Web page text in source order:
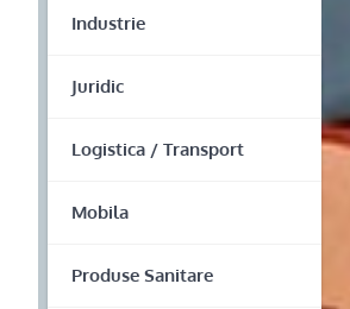
Industrie
Juridic
Logistica / Transport
Mobila
Produse Sanitare